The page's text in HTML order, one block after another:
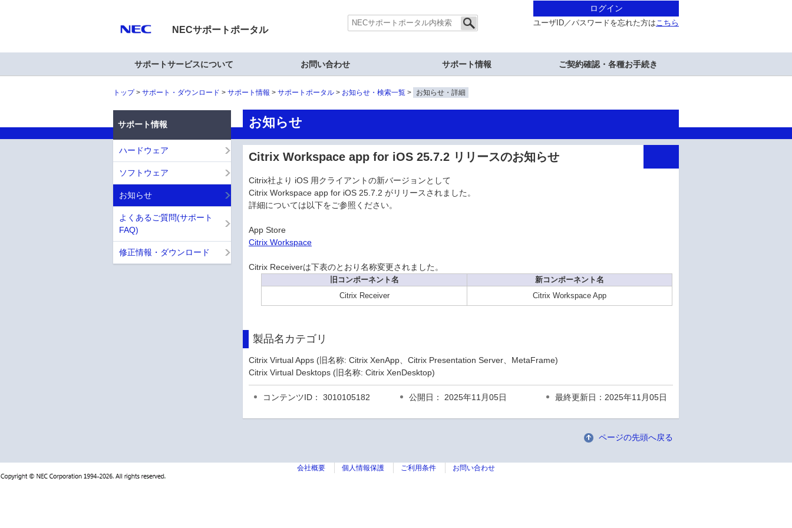
NECサポートポータル
ログイン
ユーザID／パスワードを忘れた方はこちら
サポートサービスについて お問い合わせ サポート情報 ご契約確認・各種お手続き
トップ サポート・ダウンロード サポート情報 サポートポータル お知らせ・検索一覧 お知らせ・詳細
お知らせ
Citrix Workspace app for iOS 25.7.2 リリースのお知らせ
Citrix社より iOS 用クライアントの新バージョンとして
Citrix Workspace app for iOS 25.7.2 がリリースされました。
詳細については以下をご参照ください。
App Store
Citrix Workspace
Citrix Receiverは下表のとおり名称変更されました。
旧コンポーネント名
新コンポーネント名
Citrix Receiver
Citrix Workspace App
製品名カテゴリ
Citrix Virtual Apps (旧名称: Citrix XenApp、Citrix Presentation Server、MetaFrame)
Citrix Virtual Desktops (旧名称: Citrix XenDesktop)
コンテンツID： 3010105182 公開日： 2025年11月05日 最終更新日：2025年11月05日
ページの先頭へ戻る
サポート情報
ハードウェア
ソフトウェア
お知らせ
よくあるご質問(サポート
FAQ)
修正情報・ダウンロード
会社概要 個人情報保護 ご利用条件 お問い合わせ